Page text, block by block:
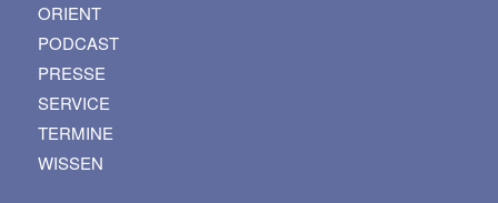
ORIENT
PODCAST
PRESSE
SERVICE
TERMINE
WISSEN